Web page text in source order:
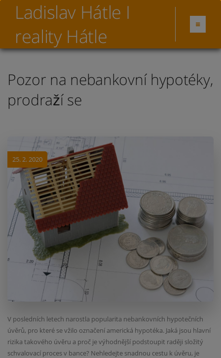
Ladislav Hátle I
reality Hátle
Pozor na nebankovní hypotéky,
prodraží se
25. 2. 2020
V posledních letech narostla popularita nebankovních hypotečních
úvěrů, pro které se vžilo označení americká hypotéka. Jaká jsou hlavní
rizika takového úvěru a proč je výhodnější podstoupit raději složitý
schvalovací proces v bance? Nehledejte snadnou cestu k úvěru, je